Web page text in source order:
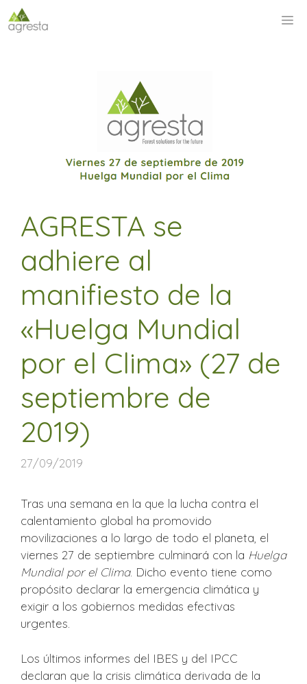
Saltar
al
AGRESTA se
adhiere al
manifiesto de la
«Huelga Mundial
por el Clima» (27 de
septiembre de
2019)
27/09/2019
Tras una semana en la que la lucha contra el
calentamiento global ha promovido
movilizaciones a lo largo de todo el planeta, el
viernes 27 de septiembre culminará con la Huelga
Mundial por el Clima. Dicho evento tiene como
propósito declarar la emergencia climática y
exigir a los gobiernos medidas efectivas
urgentes.
Los últimos informes del IBES y del IPCC
declaran que la crisis climática derivada de la